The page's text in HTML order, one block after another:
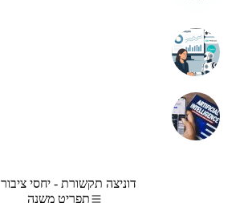
דוניצה תקשורת - יחסי ציבור
תפריט משנה